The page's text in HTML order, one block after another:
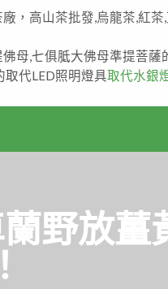
，高山茶批發,烏龍茶,紅茶
佛母,七俱胝大佛母準提菩薩
取代LED照明燈具取代水銀
野放薑